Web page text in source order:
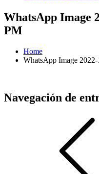
WhatsApp Image
PM
Home
WhatsApp Image
Navegación de